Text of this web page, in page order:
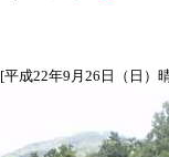
[平成22年9月26日（日）